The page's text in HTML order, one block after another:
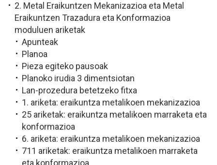
2. Metal Eraikuntzen Mekanizazioa eta Metal
Eraikuntzen Trazadura eta Konformazioa
moduluen ariketak
Apunteak
Planoa
Pieza egiteko pausoak
Planoko irudia 3 dimentsiotan
Lan-prozedura betetzeko fitxa
1. ariketa: eraikuntza metalikoen mekanizazioa
25 ariketak: eraikuntza metalikoen marraketa eta
konformazioa
6. ariketa: eraikuntza metalikoen mekanizazioa
711 ariketak: eraikuntza metalikoen marraketa
eta konformazioa